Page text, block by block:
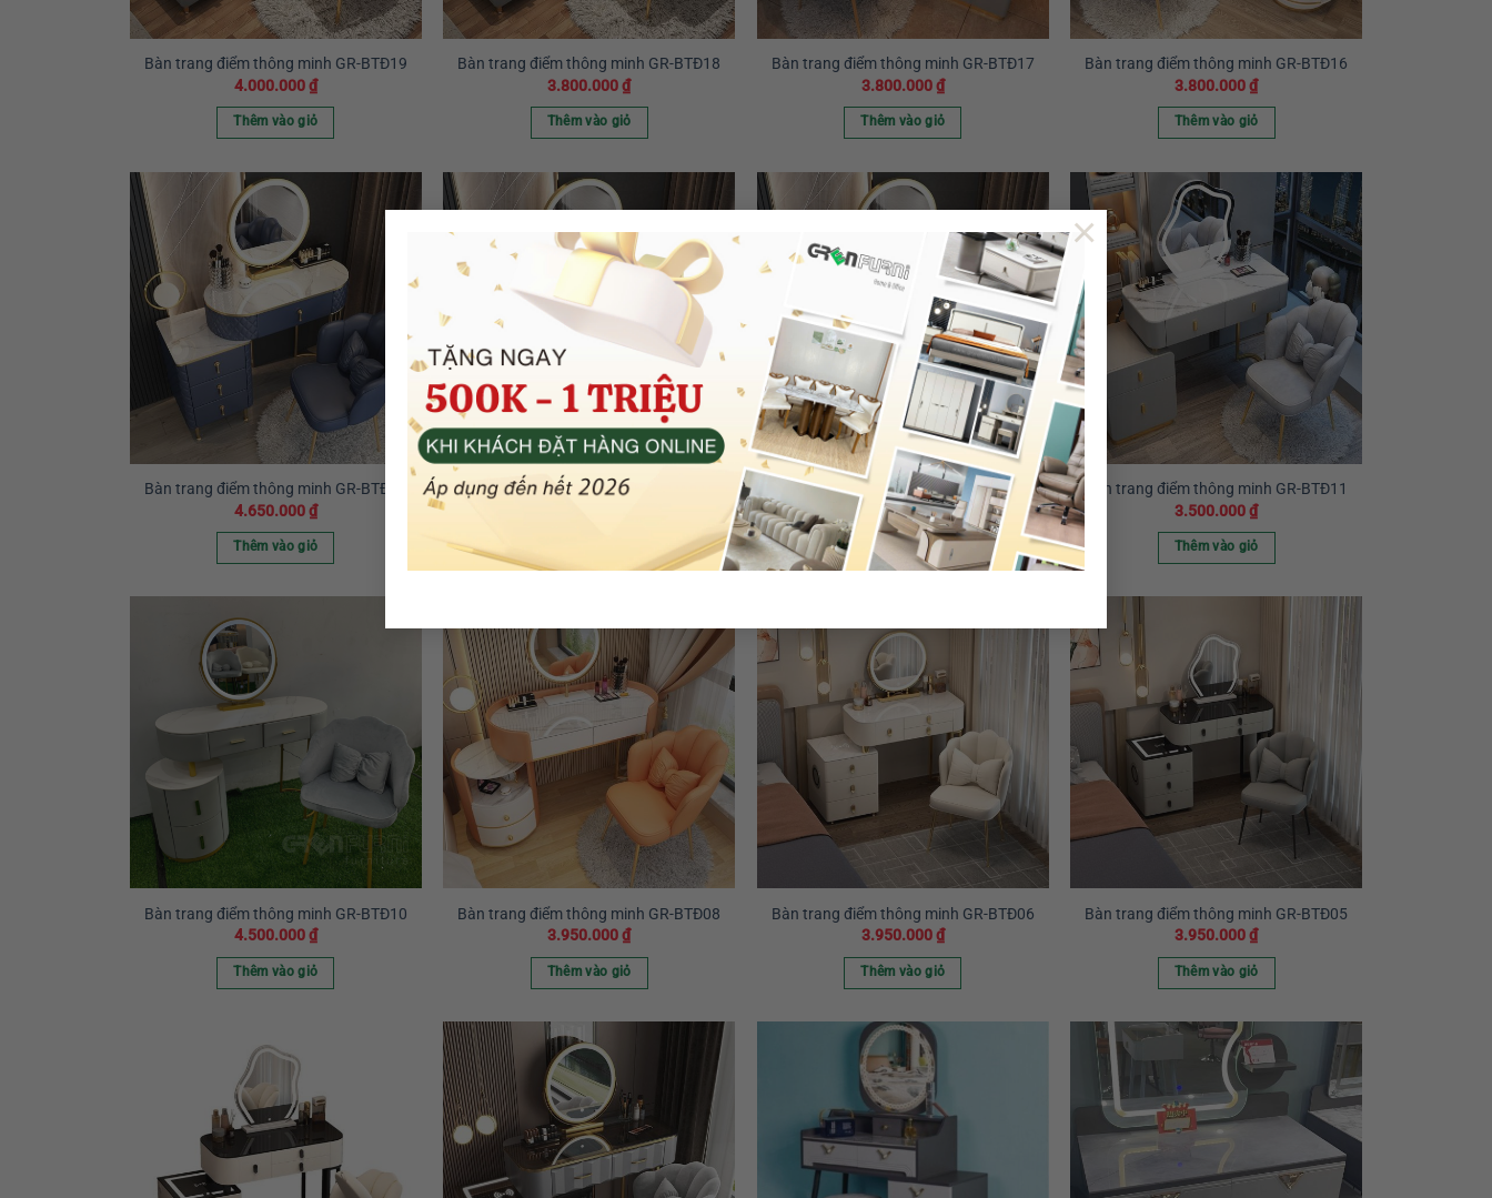
×
Bàn trang điểm thông minh GR-BTĐ19
4.000.000₫
Thêm vào giỏ
Bàn trang điểm thông minh GR-BTĐ18
3.800.000₫
Thêm vào giỏ
Bàn trang điểm thông minh GR-BTĐ17
3.800.000₫
Thêm vào giỏ
Bàn trang điểm thông minh GR-BTĐ16
3.800.000₫
Thêm vào giỏ
Bàn trang điểm thông minh GR-BTĐ15
4.650.000₫
Thêm vào giỏ
Bàn trang điểm thông minh GR-BTĐ14
Bàn trang điểm thông minh GR-BTĐ13
4.650.000₫
Thêm vào giỏ
Bàn trang điểm thông minh GR-BTĐ11
3.500.000₫
Thêm vào giỏ
Bàn trang điểm thông minh GR-BTĐ10
4.500.000₫
Thêm vào giỏ
Bàn trang điểm thông minh GR-BTĐ08
3.950.000₫
Thêm vào giỏ
Bàn trang điểm thông minh GR-BTĐ06
3.950.000₫
Thêm vào giỏ
Bàn trang điểm thông minh GR-BTĐ05
3.950.000₫
Thêm vào giỏ